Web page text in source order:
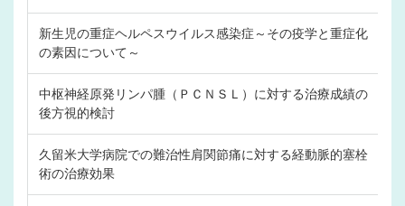
新生児の重症ヘルペスウイルス感染症～その疫学と重症化
の素因について～
中枢神経原発リンパ腫（ＰＣＮＳＬ）に対する治療成績の
後方視的検討
久留米大学病院での難治性肩関節痛に対する経動脈的塞栓
術の治療効果